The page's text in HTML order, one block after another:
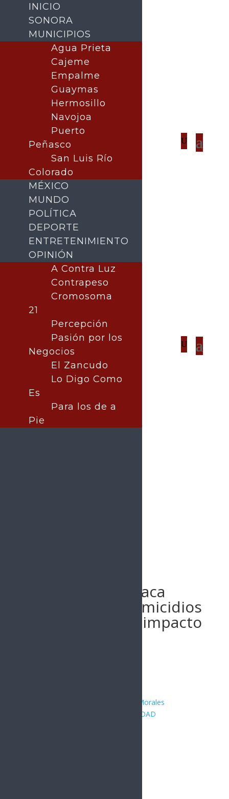
Sheinbaum destaca
reducción de homicidios
y delitos de alto impacto
Juan Antonio Pérez Morales
SEGURIDAD
INICIO
SONORA
MUNICIPIOS
Agua Prieta
Cajeme
Empalme
Guaymas
Hermosillo
Navojoa
Puerto
Peñasco
San Luis Río
Colorado
MÉXICO
MUNDO
POLÍTICA
DEPORTE
ENTRETENIMIENTO
OPINIÓN
A Contra Luz
Contrapeso
Cromosoma
21
Percepción
Pasión por los
Negocios
El Zancudo
Lo Digo Como
Es
Para los de a
Pie